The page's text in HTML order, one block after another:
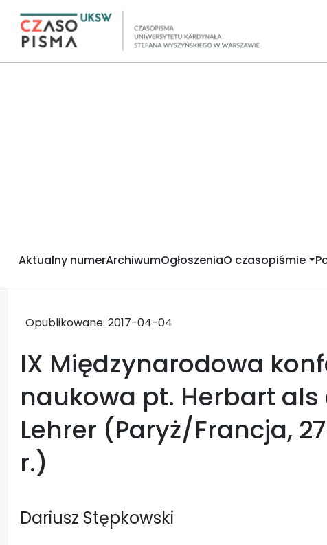
Aktualny numerArchiwumOgłoszeniaO czasopiśmie
Opublikowane: 2017-04-04
IX Międzynarodowa
naukowa pt. Herbart
Lehrer (Paryż/Francja,
r.)
Dariusz Stępkowski